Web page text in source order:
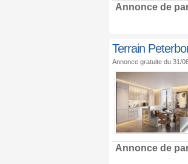
Annonce de
Terrain
Annonce gratuite du 31/
Annonce de